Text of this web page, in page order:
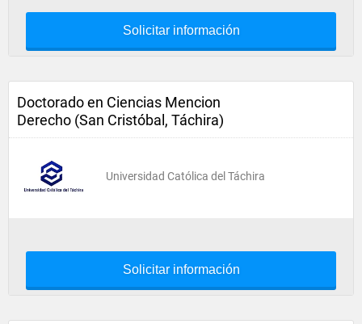
Solicitar información
Doctorado en Ciencias Mencion
Derecho (San Cristóbal, Táchira)
Universidad Católica del Táchira
Solicitar información